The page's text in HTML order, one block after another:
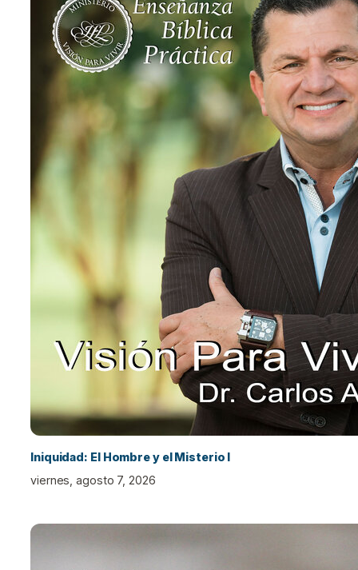
Iniquidad: El Hombre y el Misterio I
viernes, agosto 7, 2026